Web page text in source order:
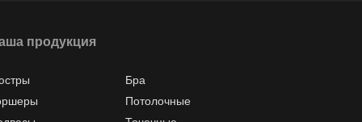
продукция
Бра
Потолочные